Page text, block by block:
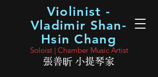
Soloist | Chamber Music Artist
張善昕 小提琴家
Violinist -
Vladimir Shan-
Hsin Chang